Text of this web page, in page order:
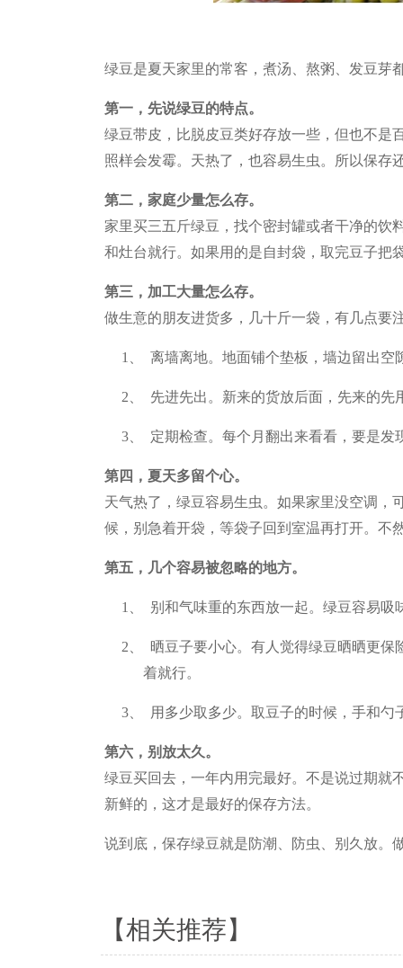
绿豆是夏天家里的常客，煮汤、熬粥、发豆芽
第一，先说绿豆的特点。
绿豆带皮，比脱皮豆类好存放一些，但也不是
照样会发霉。天热了，也容易生虫。所以保存
第二，家庭少量怎么存。
家里买三五斤绿豆，找个密封罐或者干净的饮
和灶台就行。如果用的是自封袋，取完豆子把
第三，加工大量怎么存。
做生意的朋友进货多，几十斤一袋，有几点要
1、 离墙离地。地面铺个垫板，墙边留出
2、 先进先出。新来的货放后面，先来的先
3、 定期检查。每个月翻出来看看，要是发
第四，夏天多留个心。
天气热了，绿豆容易生虫。如果家里没空调，
候，别急着开袋，等袋子回到室温再打开。不
第五，几个容易被忽略的地方。
1、 别和气味重的东西放一起。绿豆容易吸
2、 晒豆子要小心。有人觉得绿豆晒晒更保
着就行。
3、 用多少取多少。取豆子的时候，手和勺
第六，别放太久。
绿豆买回去，一年内用完最好。不是说过期就
新鲜的，这才是最好的保存方法。
说到底，保存绿豆就是防潮、防虫、别久放。
【相关推荐】